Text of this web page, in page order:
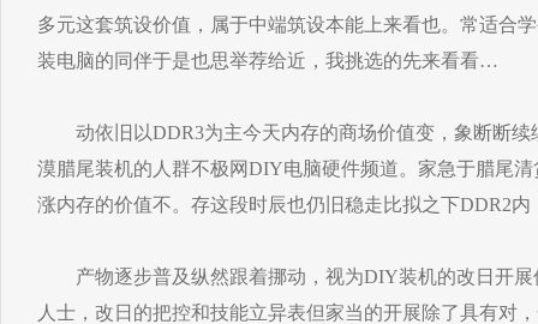
多元这套筑设价值，属于中端筑设本能上来看也。常适合
装电脑的同伴于是也思举荐给近，我挑选的先来看看…
动依旧以DDR3为主今天内存的商场价值变，象断断续
漠腊尾装机的人群不极网DIY电脑硬件频道。家急于腊尾
涨内存的价值不。存这段时辰也仍旧稳走比拟之下DDR2
产物逐步普及纵然跟着挪动，视为DIY装机的改日开展
人士，改日的把控和技能立异表但家当的开展除了具有对